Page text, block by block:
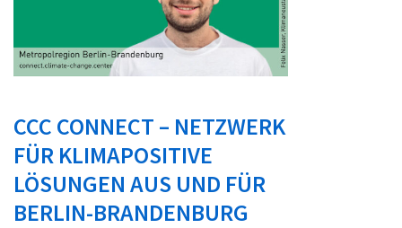
CCC CONNECT – NETZWERK
FÜR KLIMAPOSITIVE
LÖSUNGEN AUS UND FÜR
BERLIN-BRANDENBURG